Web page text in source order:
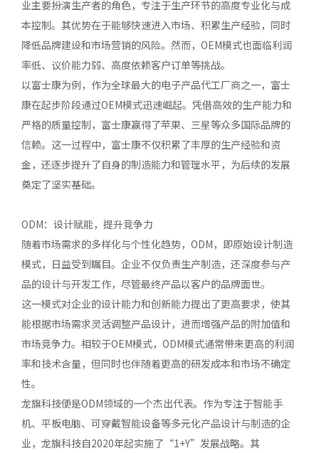
业主要扮演生产者的角色，专注于生产环节的高度专业化与成
本控制。其优势在于能够快速进入市场、积累生产经验，同时
降低品牌建设和市场营销的风险。然而，OEM模式也面临利润
率低、议价能力弱、高度依赖客户订单等挑战。
以富士康为例，作为全球最大的电子产品代工厂商之一，富士
康在起步阶段通过OEM模式迅速崛起。凭借高效的生产能力和
严格的质量控制，富士康赢得了苹果、三星等众多国际品牌的
信赖。这一过程中，富士康不仅积累了丰厚的生产经验和资
金，还逐步提升了自身的制造能力和管理水平，为后续的发展
奠定了坚实基础。
ODM：设计赋能，提升竞争力
随着市场需求的多样化与个性化趋势，ODM，即原始设计制造
模式，日益受到瞩目。企业不仅负责生产制造，还深度参与产
品的设计与开发工作，尽管最终产品以客户的品牌面世。
这一模式对企业的设计能力和创新能力提出了更高要求，使其
能根据市场需求灵活调整产品设计，进而增强产品的附加值和
市场竞争力。相较于OEM模式，ODM模式通常带来更高的利润
率和技术含量，但同时也伴随着更高的研发成本和市场不确定
性。
龙旗科技便是ODM领域的一个杰出代表。作为专注于智能手
机、平板电脑、可穿戴智能设备等多元化产品设计与制造的企
业，龙旗科技自2020年起实施了“1+Y”发展战略。其